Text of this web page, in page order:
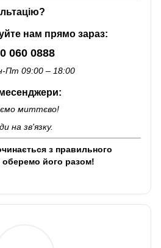
нам прямо зараз:
0888
Пт 09:00 – 18:00
миттєво!
на зв'язку.
з правильного
оберемо його разом!